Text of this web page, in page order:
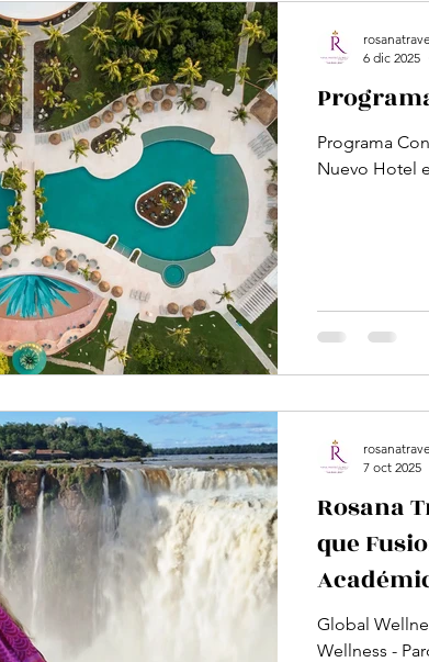
salud Magazine Ferias-Eventos-
Programa
Nuevo Hotel
6 dic 2025
Rosana
que
Global Wellness
Wellness -
7 oct 2025